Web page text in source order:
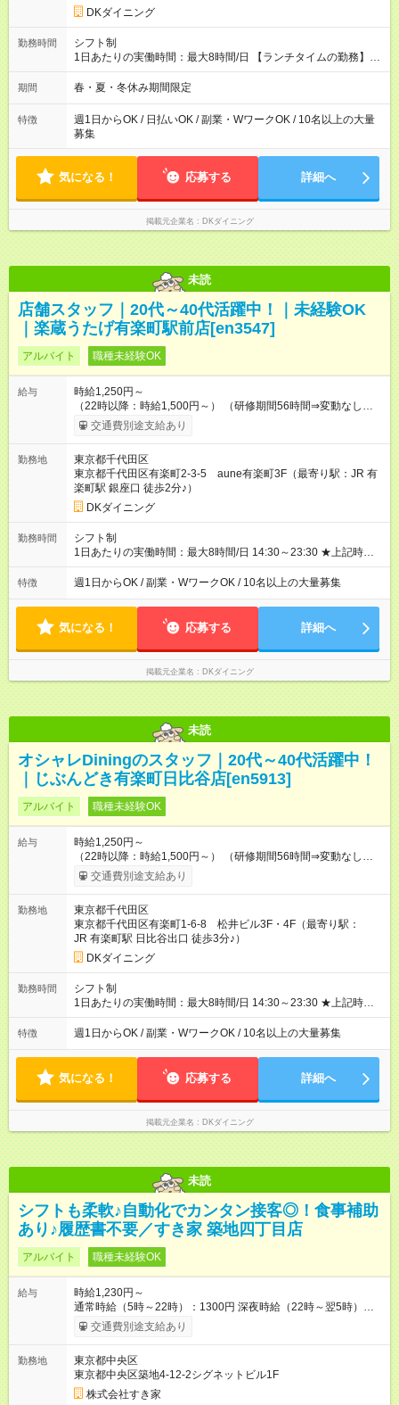
DKダイニング
勤務時間
シフト制
1日あたりの実働時間：最大8時間/日 【ランチタイムの勤務】
10:00～17:00 ※上記時間から1日3時間～・週1日～OK ※勤務時
間の変動の可能性あり ★自由シフト制 週1日勤務～レギュラー
期間 春・夏・冬休み期間限定
特徴
週1日からOK / 日払いOK / 副業・WワークOK / 10名以上の大量
募集
気になる！ 応募する 詳細へ
掲載元企業名 DKダイニング
未読
店舗スタッフ｜20代～40代活躍中！｜未経験OK
｜楽蔵うたげ有楽町駅前店[en3547]
アルバイト 職種未経験OK
給与
時給1,250円～
（22時以降：時給1,500円～） （研修期間56時間⇒変動なし） ■
食事補助あり⇒1食200円 ■友人紹介制度あり⇒1人紹介につき最
大3万円支給！ 【試用期間】試用期間なし
交通費別途支給あり
勤務地
東京都千代田区
東京都千代田区有楽町2-3-5 aune有楽町3F（最寄り駅：JR 有
楽町駅 銀座口 徒歩2分♪）
DKダイニング
勤務時間
シフト制
1日あたりの実働時間：最大8時間/日 14:30～23:30 ★上記時間
から1日3時間～OK ★週1日～OK◎ ※勤務時間の変動の可能性あ
り ※22時以降勤務は18歳以上(法令による) ■自由シフト制
特徴 週1日からOK / 副業・WワークOK / 10名以上の大量募集
気になる！ 応募する 詳細へ
掲載元企業名 DKダイニング
未読
オシャレDiningのスタッフ｜20代～40代活躍中！
｜じぶんどき有楽町日比谷店[en5913]
アルバイト 職種未経験OK
給与
時給1,250円～
（22時以降：時給1,500円～） （研修期間56時間⇒変動なし） ■
食事補助あり⇒1食200円 ■友人紹介制度あり⇒1人紹介につき最
大3万円支給！ 【試用期間】試用期間なし
交通費別途支給あり
勤務地
東京都千代田区
東京都千代田区有楽町1-6-8 松井ビル3F・4F（最寄り駅：
JR 有楽町駅 日比谷出口 徒歩3分♪）
DKダイニング
勤務時間
シフト制
1日あたりの実働時間：最大8時間/日 14:30～23:30 ★上記時間
から1日3時間～OK ★週1日～OK◎ ※22時以降勤務は18歳以上
(法令による) ■自由シフト制 シフトのご相談はお気軽にどうぞ！
特徴 週1日からOK / 副業・WワークOK / 10名以上の大量募集
気になる！ 応募する 詳細へ
掲載元企業名 DKダイニング
未読
シフトも柔軟♪自動化でカンタン接客◎！食事補助
あり♪履歴書不要／すき家 築地四丁目店
アルバイト 職種未経験OK
給与
時給1,230円～
通常時給（5時～22時）：1300円 深夜時給（22時～翌5時）：
1625円 高校生時給：1230円 【特別手当】早朝手当（5：00-9：
00）時給+150円 【試用期間】試用期間あり 試用期間の長さ：1
30日（※条件変更なし）ですが、切り上げで一ヶ月とさせてい
ただきます。 研修制度あり：15時間(研修中も同時給）
交通費別途支給あり
勤務地
東京都中央区
東京都中央区築地4-12-2シグネットビル1F
株式会社すき家